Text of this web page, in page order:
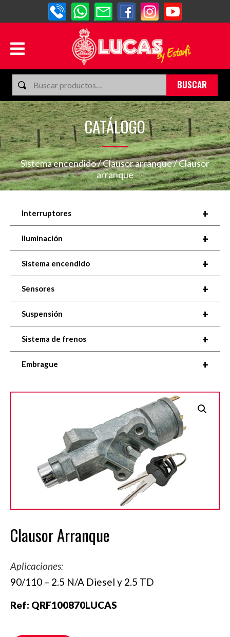
CATÁLOGO
Sistema encendido/Clausor arranque/ Clausor
arranque
+
Interruptores
+
Iluminación
+
Sistema encendido
+
Sensores
+
Suspensión
+
Sistema de frenos
+
Embrague
Clausor Arranque
Aplicaciones:
90/110 – 2.5 N/A Diesel y 2.5 TD
Ref: QRF100870LUCAS
BUSCAR